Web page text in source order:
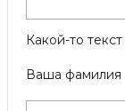
Какой-то
Ваша фамилия